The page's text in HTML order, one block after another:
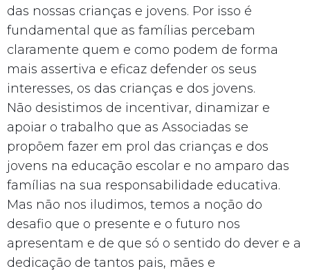
das nossas crianças e jovens. Por isso é
fundamental que as famílias percebam
claramente quem e como podem de forma
mais assertiva e eficaz defender os seus
interesses, os das crianças e dos jovens.
Não desistimos de incentivar, dinamizar e
apoiar o trabalho que as Associadas se
propõem fazer em prol das crianças e dos
jovens na educação escolar e no amparo das
famílias na sua responsabilidade educativa.
Mas não nos iludimos, temos a noção do
desafio que o presente e o futuro nos
apresentam e de que só o sentido do dever e a
dedicação de tantos pais, mães e